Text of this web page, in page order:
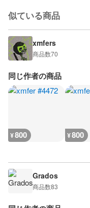
似ている商品
xmfers
商品数70
同じ作者の商品
¥800 ¥800
Grados
商品数83